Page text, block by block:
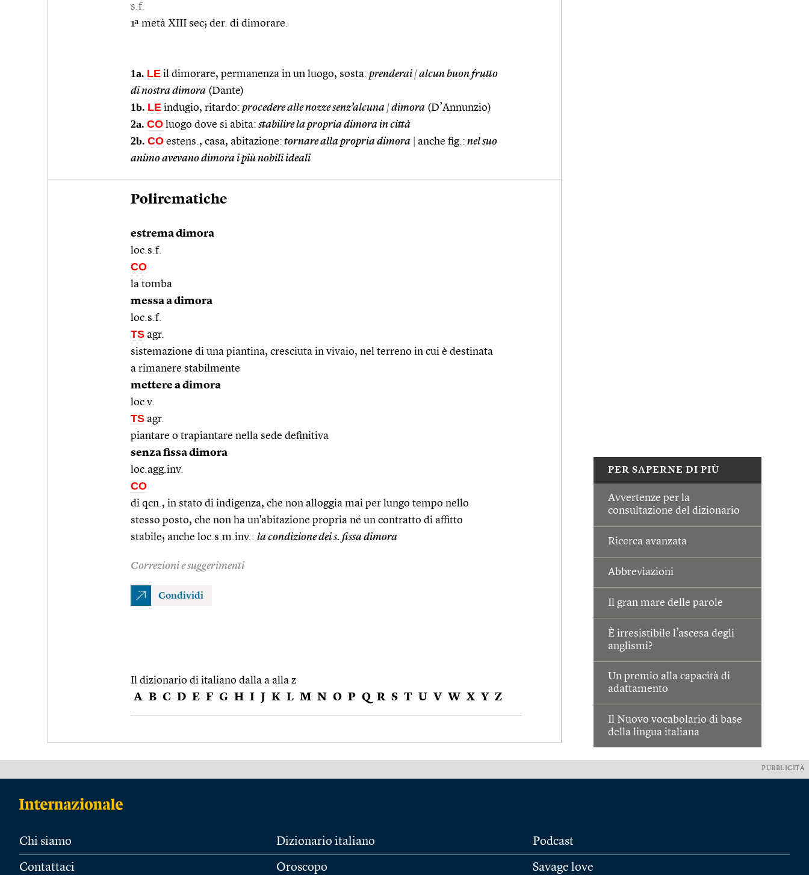
PER SAPERNE DI PIÙ
Avvertenze per la
consultazione del dizionario
Ricerca avanzata
Abbreviazioni
Il gran mare delle parole
È irresistibile l’ascesa degli
anglismi?
Un premio alla capacità di
adattamento
Il Nuovo vocabolario di base
della lingua italiana
s.f.
1ª metà XIII sec; der. di dimorare.
1a. LE il dimorare, permanenza in un luogo, sosta: prenderai |alcun buon frutto
di nostra dimora (Dante)
1b. LE indugio, ritardo: procedere alle nozze senz’alcuna |dimora (D’Annunzio)
2a. CO luogo dove si abita: stabilire la propria dimora in città
2b. CO estens., casa, abitazione: tornare alla propria dimora anche fig.: nel suo
animo avevano dimora i più nobili ideali
Polirematiche
estrema dimora
loc.s.f.
CO
la tomba
messa a dimora
loc.s.f.
TS agr.
sistemazione di una piantina, cresciuta in vivaio, nel terreno in cui è destinata
a rimanere stabilmente
mettere a dimora
loc.v.
TS agr.
piantare o trapiantare nella sede definitiva
senza fissa dimora
loc.agg.inv.
CO
di qcn., in stato di indigenza, che non alloggia mai per lungo tempo nello
stesso posto, che non ha un'abitazione propria né un contratto di affitto
stabile; anche loc.s.m.inv.: la condizione dei s. fissa dimora
Correzioni e suggerimenti
Condividi
Il dizionario di italiano dalla a alla z
A B C D E F G H I J K L M N O P Q R S T U V W X Y Z
PUBBLICITÀ
Chi siamo
Contattaci
Dizionario italiano
Oroscopo
Podcast
Savage love